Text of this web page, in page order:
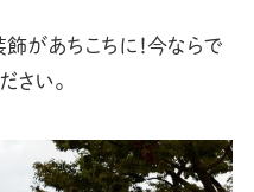
があちこちに！今ならで
さい。